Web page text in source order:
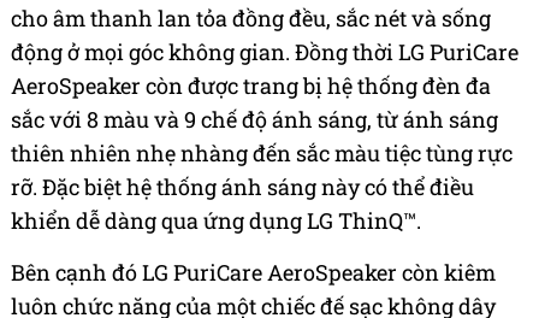
cho âm thanh lan tỏa đồng đều, sắc nét và sống
động ở mọi góc không gian. Đồng thời LG PuriCare
AeroSpeaker còn được trang bị hệ thống đèn đa
sắc với 8 màu và 9 chế độ ánh sáng, từ ánh sáng
thiên nhiên nhẹ nhàng đến sắc màu tiệc tùng rực
rỡ. Đặc biệt hệ thống ánh sáng này có thể điều
khiển dễ dàng qua ứng dụng LG ThinQ™.
Bên cạnh đó LG PuriCare AeroSpeaker còn kiêm
luôn chức năng của một chiếc đế sạc không dây